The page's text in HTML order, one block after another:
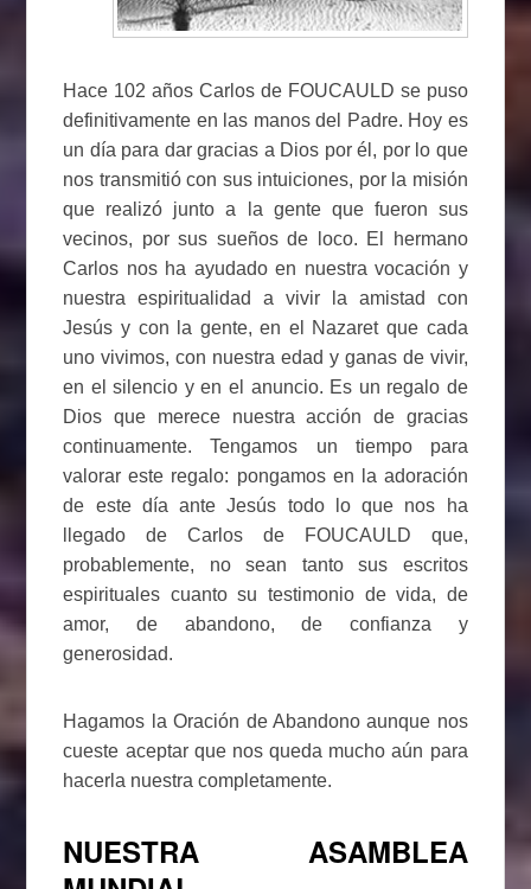
Hace 102 años Carlos de FOUCAULD se puso
definitivamente en las manos del Padre. Hoy es
un día para dar gracias a Dios por él, por lo que
nos transmitió con sus intuiciones, por la misión
que realizó junto a la gente que fueron sus
vecinos, por sus sueños de loco. El hermano
Carlos nos ha ayudado en nuestra vocación y
nuestra espiritualidad a vivir la amistad con
Jesús y con la gente, en el Nazaret que cada
uno vivimos, con nuestra edad y ganas de vivir,
en el silencio y en el anuncio. Es un regalo de
Dios que merece nuestra acción de gracias
continuamente. Tengamos un tiempo para
valorar este regalo: pongamos en la adoración
de este día ante Jesús todo lo que nos ha
llegado de Carlos de FOUCAULD que,
probablemente, no sean tanto sus escritos
espirituales cuanto su testimonio de vida, de
amor, de abandono, de confianza y
generosidad.
Hagamos la Oración de Abandono aunque nos
cueste aceptar que nos queda mucho aún para
hacerla nuestra completamente.
NUESTRA ASAMBLEA